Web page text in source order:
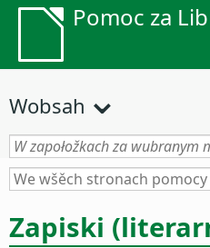
Pomoc za
Wobsah
Zapiski